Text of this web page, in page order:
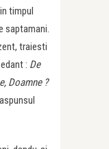
timpul
saptamani.
traiesti
: De
Doamne ?